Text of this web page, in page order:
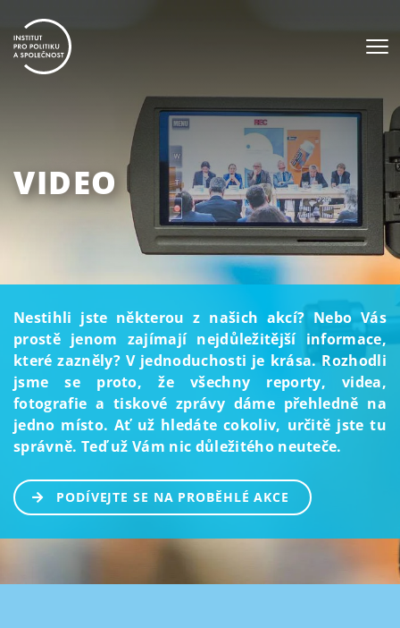
VIDEO
Nestihli jste některou z našich akcí? Nebo Vás
prostě jenom zajímají nejdůležitější informace,
které zazněly? V jednoduchosti je krása. Rozhodli
jsme se proto, že všechny reporty, videa,
fotografie a tiskové zprávy dáme přehledně na
jedno místo. Ať už hledáte cokoliv, určitě jste tu
správně. Teď už Vám nic důležitého neuteče.
PODÍVEJTE SE NA PROBĚHLÉ AKCE